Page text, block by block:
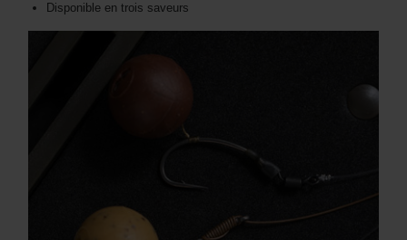
Disponible en trois saveurs